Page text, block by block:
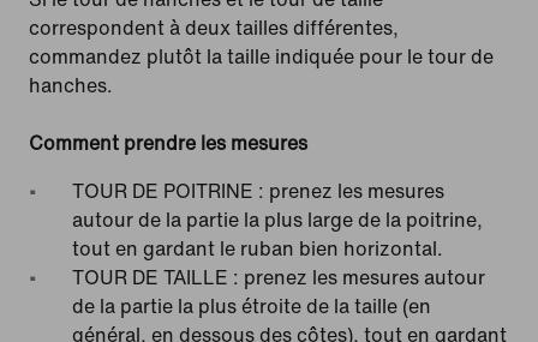
correspondent à deux tailles différentes,
commandez plutôt la taille indiquée pour le tour de
hanches.
Comment prendre les mesures
TOUR DE POITRINE : prenez les mesures
autour de la partie la plus large de la poitrine,
tout en gardant le ruban bien horizontal.
TOUR DE TAILLE : prenez les mesures autour
de la partie la plus étroite de la taille (en
général, en dessous des côtes), tout en gardant